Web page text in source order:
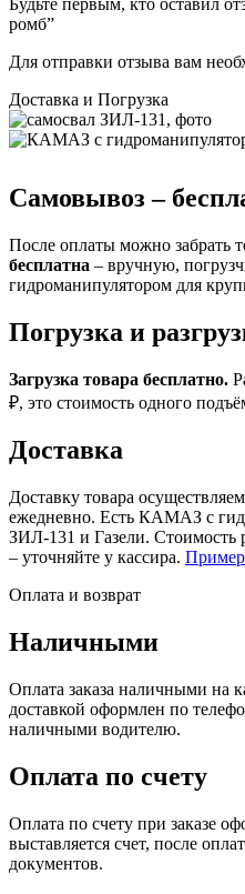
ромб”
Для отправки отзыва вам
Доставка и Погрузка
Самовывоз –
После оплаты можно забрать
бесплатна – вручную,
гидроманипулятором для
Погрузка и
Загрузка товара бесплатно.
₽, это стоимость одного
Доставка
Доставку товара
ежедневно. Есть КАМАЗ с
ЗИЛ-131 и Газели. Стоимость
– уточняйте у кассира.
Оплата и возврат
Наличными
Оплата заказа наличными на
доставкой оформлен по
наличными водителю.
Оплата по счету
Оплата по счету при заказе
выставляется счет, после
документов.